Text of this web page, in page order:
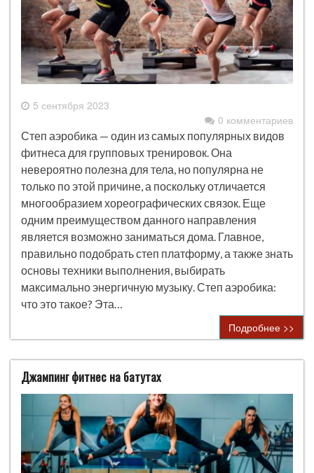
5 сентября 2023
0 комментариев
Степ аэробика — один из самых популярных видов
фитнеса для групповых тренировок. Она
невероятно полезна для тела, но популярна не
только по этой причине, а поскольку отличается
многообразием хореографических связок. Еще
одним преимуществом данного направления
является возможно заниматься дома. Главное,
правильно подобрать степ платформу, а также знать
основы техники выполнения, выбирать
максимально энергичную музыку. Степ аэробика:
что это такое? Эта…
Подробнее >>
Джампинг фитнес на батутах